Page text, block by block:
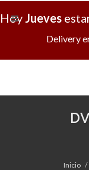
Hoy Jueves
Delivery
Inicio